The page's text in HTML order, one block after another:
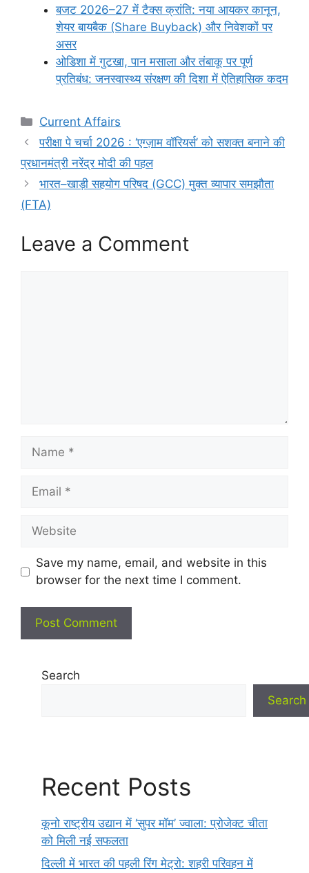
बजट 2026–27 में टैक्स क्रांति: नया आयकर कानून,
शेयर बायबैक (Share Buyback) और निवेशकों पर
असर
ओडिशा में गुटखा, पान मसाला और तंबाकू पर पूर्ण
प्रतिबंध: जनस्वास्थ्य संरक्षण की दिशा में ऐतिहासिक कदम
Categories
Current Affairs
परीक्षा पे चर्चा 2026 : ‘एग्ज़ाम वॉरियर्स’ को सशक्त बनाने की
प्रधानमंत्री नरेंद्र मोदी की पहल
भारत–खाड़ी सहयोग परिषद (GCC) मुक्त व्यापार समझौता
(FTA)
Leave a Comment
Name
Email
Website
Save my name, email, and website in this
browser for the next time I comment.
Search
Search
Recent Posts
कूनो राष्ट्रीय उद्यान में ‘सुपर मॉम’ ज्वाला: प्रोजेक्ट चीता
को मिली नई सफलता
दिल्ली में भारत की पहली रिंग मेट्रो: शहरी परिवहन में